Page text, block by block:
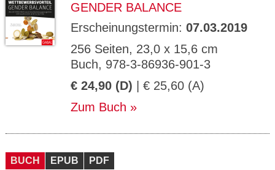
GENDER BALANCE
Erscheinungstermin: 07.03.2019
256 Seiten, 23,0 x 15,6 cm
Buch, 978-3-86936-901-3
€ 24,90 (D) | € 25,60 (A)
Zum Buch
BUCH EPUB PDF